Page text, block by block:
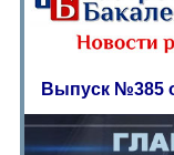
Выпуск №385